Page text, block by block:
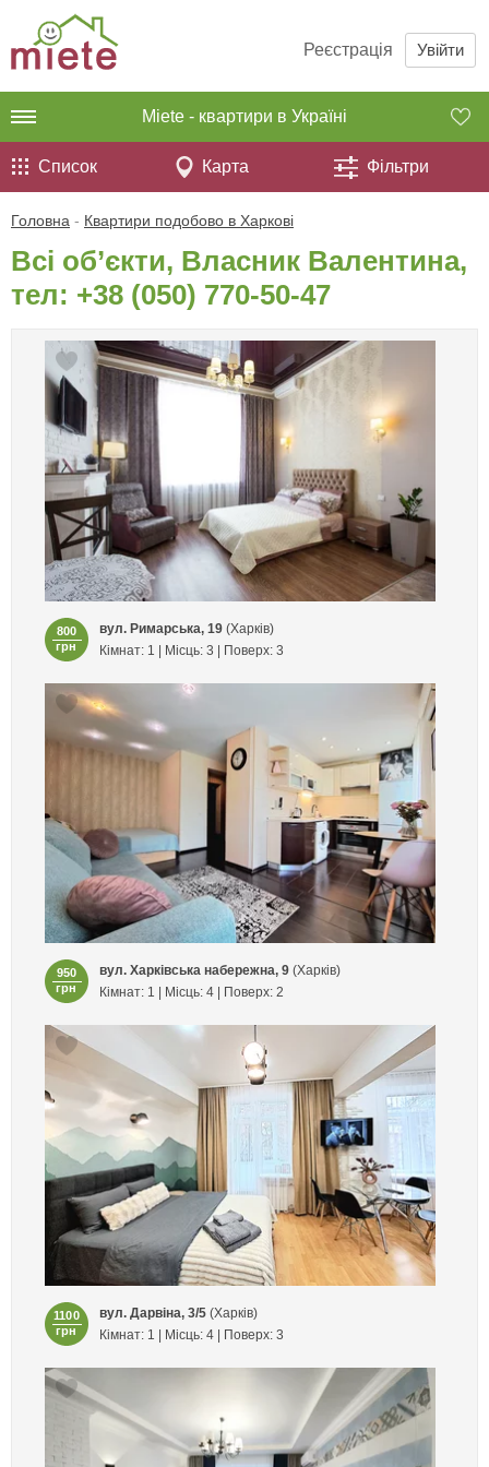
Реєстрація Увійти
Miete - квартири в Україні
Список Карта Фільтри
Головна - Квартири подобово в Харкові
Всі об’єкти, Власник Валентина,
тел: +38 (050) 770-50-47
800
грн
вул. Римарська, 19(Харків)
Кімнат: 1 | Місць: 3 | Поверх: 3
950
грн
вул. Харківська набережна, 9(Харків)
Кімнат: 1 | Місць: 4 | Поверх: 2
1100
грн
вул. Дарвіна, 3/5(Харків)
Кімнат: 1 | Місць: 4 | Поверх: 3